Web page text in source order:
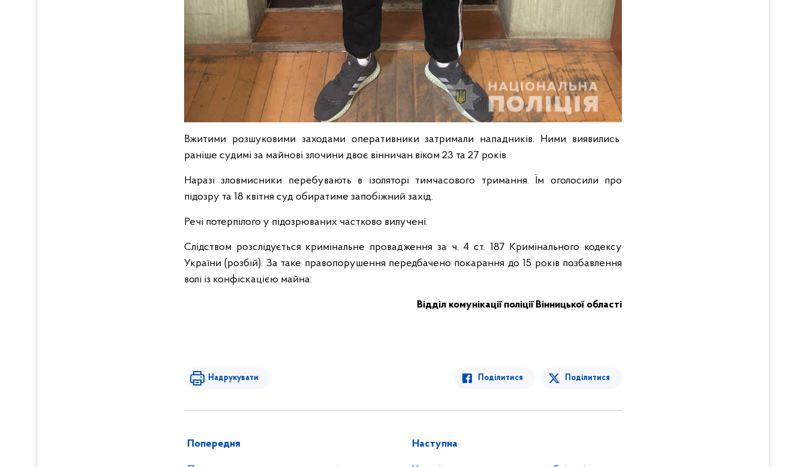
Вжитими розшуковими заходами оперативники затримали нападників. Ними виявились
раніше судимі за майнові злочини двоє вінничан віком 23 та 27 років.
Наразі зловмисники перебувають в ізоляторі тимчасового тримання. Їм оголосили про
підозру та 18 квітня суд обиратиме запобіжний захід.
Речі потерпілого у підозрюваних частково вилучені.
Слідством розслідується кримінальне провадження за ч. 4 ст. 187 Кримінального кодексу
України (розбій). За таке правопорушення передбачено покарання до 15 років позбавлення
волі із конфіскацією майна.
Відділ комунікації поліціїВінницької області
Надрукувати Поділитися Поділитися
Попередня Наступна